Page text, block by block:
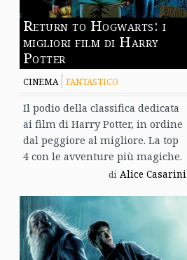
Return to Hogwarts: i
migliori film di Harry
Potter
CINEMA FANTASTICO
Il podio della classifica dedicata
ai film di Harry Potter, in ordine
dal peggiore al migliore. La top
4 con le avventure più magiche.
di Alice Casarini